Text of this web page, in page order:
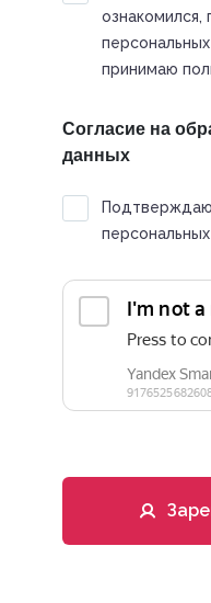
ознакомился,
принимаю
Согласие на
данных
Подтверждаю